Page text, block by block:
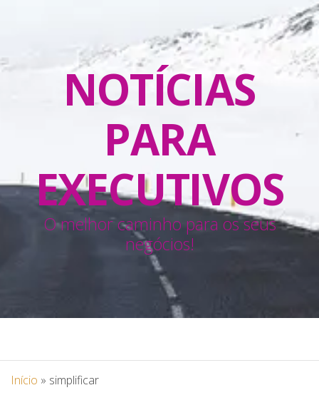
NOTÍCIAS
PARA
EXECUTIVOS
O melhor caminho para os seus
negócios!
Início » simplificar